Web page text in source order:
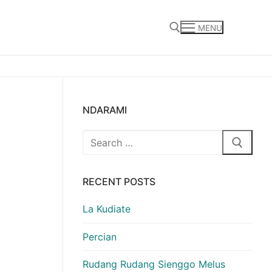
MENU
NDARAMI
Search
RECENT POSTS
La Kudiate
Percian
Rudang Rudang Sienggo Melus